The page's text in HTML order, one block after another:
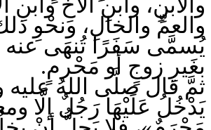
والعمِّ والخالِ، ونحْوِ
يُسمَّى سَفَرًا تُنهَى عنه
بغَيرِ زوجٍ أو مَحْرمٍ.
ثمَّ قال صلَّى اللهُ عليه
يَدْخُلُ عَلَيْهَا رَجُلٌ إلَّا